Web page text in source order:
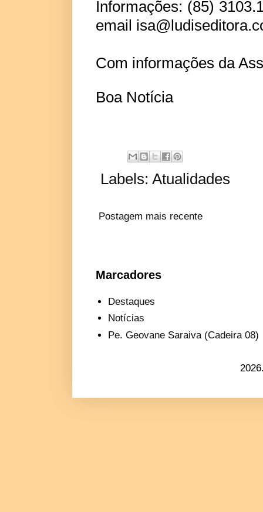
Informações: (85)
email
Com informações da
Boa Notícia
Labels: Atualidades
Postagem mais recente
Marcadores
Destaques
Notícias
Pe. Geovane Saraiva (Cadeira 08)